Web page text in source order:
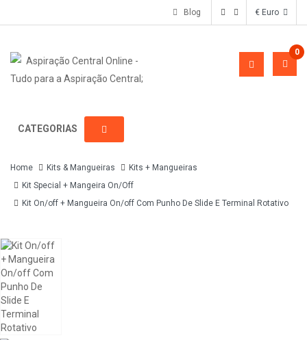
Blog
0
CATEGORIAS
Home Kits & Mangueiras
Kits + Mangueiras
Kit Special + Mangeira On/Off
Kit On/off + Mangueira On/off Com Punho De Slide E Terminal Rotativo